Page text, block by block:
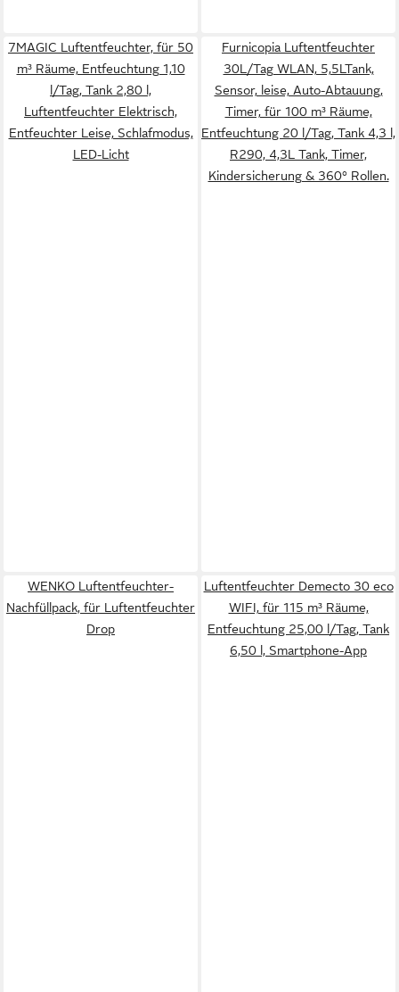
7MAGIC Luftentfeuchter, für 50
m³ Räume, Entfeuchtung 1,10
l/Tag, Tank 2,80 l,
Luftentfeuchter Elektrisch,
Entfeuchter Leise, Schlafmodus,
LED-Licht
Furnicopia Luftentfeuchter
30L/Tag WLAN, 5,5LTank,
Sensor, leise, Auto-Abtauung,
Timer, für 100 m³ Räume,
Entfeuchtung 20 l/Tag, Tank 4,3 l,
R290, 4,3L Tank, Timer,
Kindersicherung & 360° Rollen.
WENKO Luftentfeuchter-
Nachfüllpack, für Luftentfeuchter
Drop
Luftentfeuchter Demecto 30 eco
WIFI, für 115 m³ Räume,
Entfeuchtung 25,00 l/Tag, Tank
6,50 l, Smartphone-App